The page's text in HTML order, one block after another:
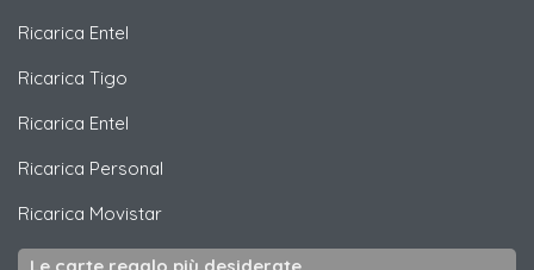
Ricarica Entel
Ricarica Tigo
Ricarica Entel
Ricarica Personal
Ricarica Movistar
Le carte regalo più desiderate